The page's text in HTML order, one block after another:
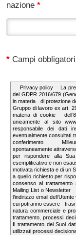
nazione*
* Campi obbligatori